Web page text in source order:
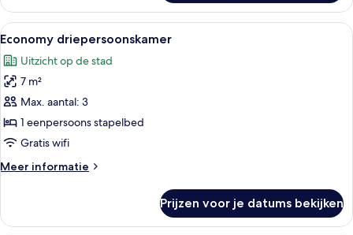
Twin
kamer,
gedeelde
badkamer
Alle
foto's
voor
Economy
driepersoonskamer
laden
Een slaapkamer met stapelbed,
4
Economy driepersoonskamer
Uitzicht op de stad
7 m²
Max. aantal: 3
1 eenpersoons stapelbed
Gratis wifi
Meer informatie
Meer
driepersoonskamer
Prijzen voor je datums bekijken